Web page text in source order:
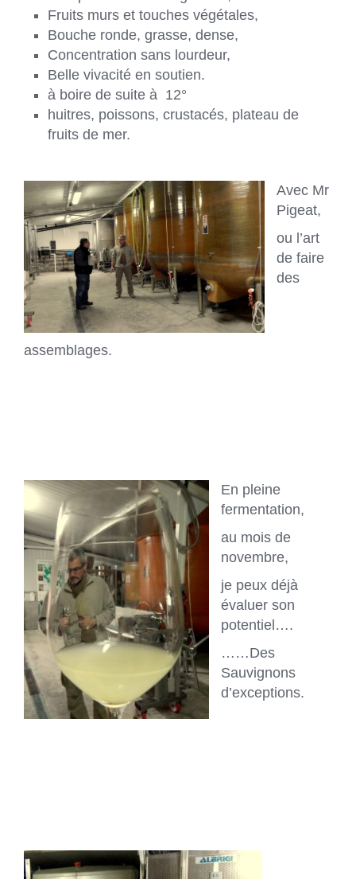
Fruits murs et touches végétales,
Bouche ronde, grasse, dense,
Concentration sans lourdeur,
Belle vivacité en soutien.
à boire de suite à 12°
huitres, poissons, crustacés, plateau de
fruits de mer.
Avec Mr
Pigeat,
ou l’art
de faire
des
assemblages.
En pleine
fermentation,
au mois de
novembre,
je peux déjà
évaluer son
potentiel….
……Des
Sauvignons
d’exceptions.